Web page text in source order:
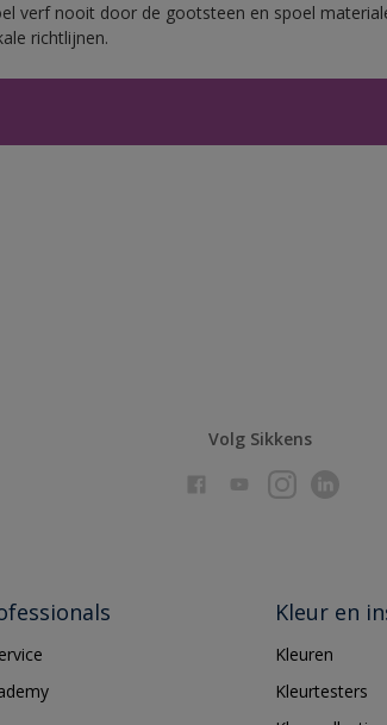
verf nooit door de gootsteen en spoel
richtlijnen.
Volg Sikkens
Kleur en
Kleuren
Kleurtesters